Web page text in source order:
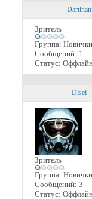
Dartinan
Зритель
Группа: Новички
Сообщений: 1
Статус:
Disel
Зритель
Группа: Новички
Сообщений: 3
Статус: